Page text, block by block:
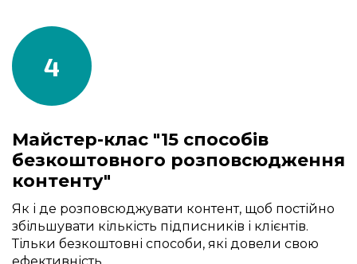
4
Майстер-клас "15 способів
безкоштовного розповсюдження
контенту"
Як і де розповсюджувати контент, щоб постійно
збільшувати кількість підписників і клієнтів.
Тільки безкоштовні способи, які довели свою
ефективність.